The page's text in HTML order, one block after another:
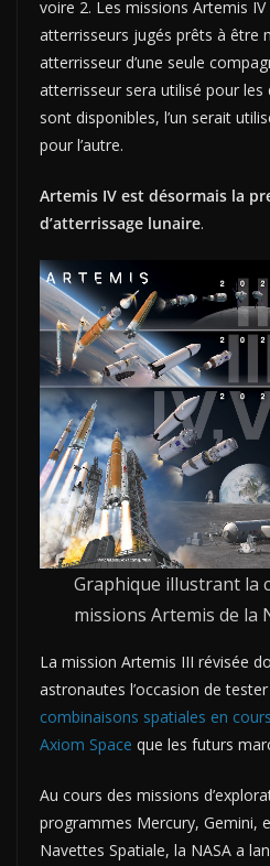
voire 2. Les missions Artemis
atterrisseurs jugés prêts à être
atterrisseur d’une seule
atterrisseur sera utilisé pour les
sont disponibles, l’un serait
pour l’autre.
Artemis IV est désormais la
d’atterrissage lunaire.
Graphique illustrant la
missions Artemis de la
La mission Artemis III révisée
astronautes l’occasion de
combinaisons spatiales en
Axiom Space que les futurs
Au cours des missions
programmes Mercury, Gemini,
Navettes Spatiale, la NASA a